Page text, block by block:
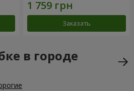
Заказать
в городе